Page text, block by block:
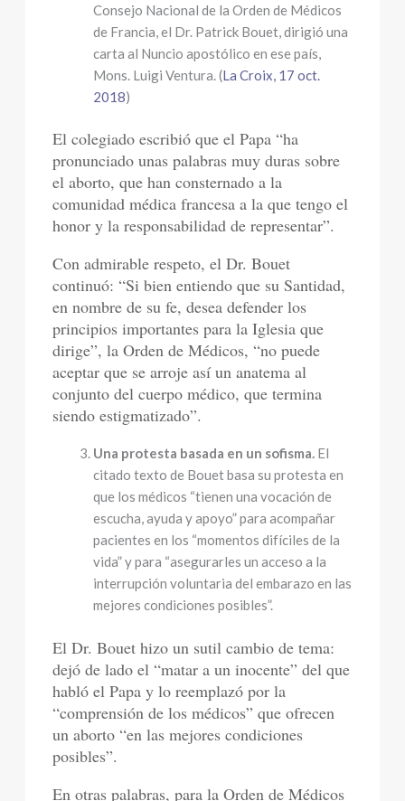
Consejo Nacional de la Orden de Médicos
de Francia, el Dr. Patrick Bouet, dirigió una
carta al Nuncio apostólico en ese país,
Mons. Luigi Ventura. (La Croix, 17 oct.
2018)
El colegiado escribió que el Papa “ha
pronunciado unas palabras muy duras sobre
el aborto, que han consternado a la
comunidad médica francesa a la que tengo el
honor y la responsabilidad de representar”.
Con admirable respeto, el Dr. Bouet
continuó: “Si bien entiendo que su Santidad,
en nombre de su fe, desea defender los
principios importantes para la Iglesia que
dirige”, la Orden de Médicos, “no puede
aceptar que se arroje así un anatema al
conjunto del cuerpo médico, que termina
siendo estigmatizado”.
Una protesta basada en un sofisma. El
citado texto de Bouet basa su protesta en
que los médicos “tienen una vocación de
escucha, ayuda y apoyo” para acompañar
pacientes en los “momentos difíciles de la
vida” y para “asegurarles un acceso a la
interrupción voluntaria del embarazo en las
mejores condiciones posibles”.
El Dr. Bouet hizo un sutil cambio de tema:
dejó de lado el “matar a un inocente” del que
habló el Papa y lo reemplazó por la
“comprensión de los médicos” que ofrecen
un aborto “en las mejores condiciones
posibles”.
En otras palabras, para la Orden de Médicos